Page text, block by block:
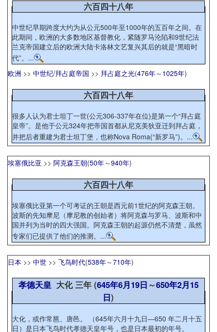
六百四十八年
中世纪早期跨度大约为从公元500年至1000年的五百年之间。在
此期间，欧洲的大多数地区基督教化，紧随罗马沦陷和9世纪法
兰克帝国建立后的欧洲大陆卡洛林文艺复兴其后的就是“黑暗时
代”。...
欧洲 >> 中世纪/拜占庭帝国 >> 拜占庭之光(476年～ 1025年)
六百四十八年
很多人认为君士坦丁一世(公元306-337年在位)是第一个“拜占庭
皇帝”。是他于公元324年把帝国首都从尼克美狄亚迁到拜占庭，
并把后者重建为君士坦丁堡，也称Nova Roma(“新罗马”)。...
埃塞俄比亚 >> 阿克森王朝(50年～940年)
六百四十八年
埃塞俄比亚第一个可考证的王朝是西元前1世纪的阿克森王朝。
波斯的先知摩尼（摩尼教的创始者）将阿克森与罗马、波斯和中
国并列为当时的四大强国。阿克森王朝的起源仍然不清楚，虽然
专家们已提供了他们的推测。...
日本 >> 中世 >> 飞鸟时代(538年～710年)
孝德天皇大化 三年 (645年6月19日 ～650年2月15
日)
大化，或作常邕、唐邑。 （645年六月十九日—650 年二月十五
日）是日本飞鸟时代孝德天皇年号，也是日本最初的年号。